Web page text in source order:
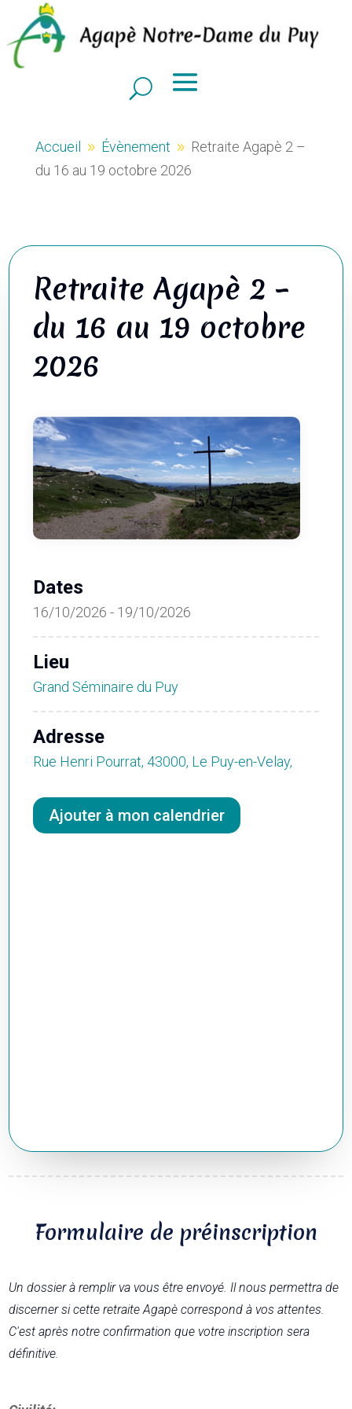
Accueil 9 Évènement 9 Retraite Agapè 2 –
du 16 au 19 octobre 2026
Retraite Agapè 2 –
du 16 au 19 octobre
2026
Dates
16/10/2026 - 19/10/2026
Lieu
Grand Séminaire du Puy
Adresse
Rue Henri Pourrat, 43000, Le Puy-en-Velay,
Ajouter à mon calendrier
Formulaire de préinscription
Un dossier à remplir va vous être envoyé. Il nous permettra de
discerner si cette retraite Agapè correspond à vos attentes.
C'est après notre confirmation que votre inscription sera
définitive.